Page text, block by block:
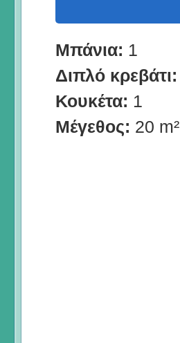
Μπάνια: 1
Διπλό κρεβάτι:
Κουκέτα: 1
Μέγεθος: 20 m²